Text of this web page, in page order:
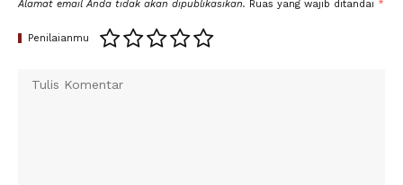
Alamat email Anda tidak akan dipublikasikan. Ruas yang wajib ditandai *
Penilaianmu